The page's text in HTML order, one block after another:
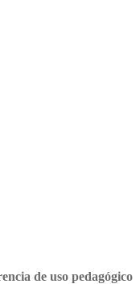
de uso pedagógico